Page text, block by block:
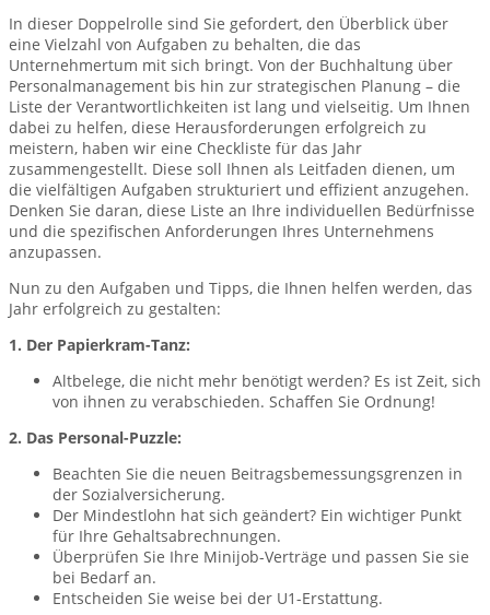
In dieser Doppelrolle sind Sie gefordert, den Überblick über
eine Vielzahl von Aufgaben zu behalten, die das
Unternehmertum mit sich bringt. Von der Buchhaltung über
Personalmanagement bis hin zur strategischen Planung – die
Liste der Verantwortlichkeiten ist lang und vielseitig. Um Ihnen
dabei zu helfen, diese Herausforderungen erfolgreich zu
meistern, haben wir eine Checkliste für das Jahr
zusammengestellt. Diese soll Ihnen als Leitfaden dienen, um
die vielfältigen Aufgaben strukturiert und effizient anzugehen.
Denken Sie daran, diese Liste an Ihre individuellen Bedürfnisse
und die spezifischen Anforderungen Ihres Unternehmens
anzupassen.
Nun zu den Aufgaben und Tipps, die Ihnen helfen werden, das
Jahr erfolgreich zu gestalten:
1. Der Papierkram-Tanz:
Altbelege, die nicht mehr benötigt werden? Es ist Zeit, sich
von ihnen zu verabschieden. Schaffen Sie Ordnung!
2. Das Personal-Puzzle:
Beachten Sie die neuen Beitragsbemessungsgrenzen in
der Sozialversicherung.
Der Mindestlohn hat sich geändert? Ein wichtiger Punkt
für Ihre Gehaltsabrechnungen.
Überprüfen Sie Ihre Minijob-Verträge und passen Sie sie
bei Bedarf an.
Entscheiden Sie weise bei der U1-Erstattung.